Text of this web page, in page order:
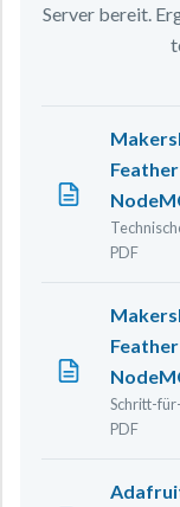
Server bereit.
PDF
Schritt-
PDF